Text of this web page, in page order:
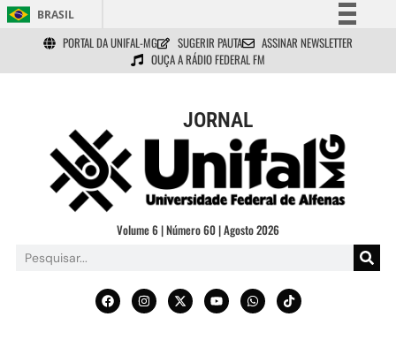
BRASIL
Simplifique!
Comunica BR
Acesso à informação
Legislação
Canais
PORTAL DA UNIFAL-MG SUGERIR PAUTA
ASSINAR NEWSLETTER
OUÇA A RÁDIO FEDERAL FM
JORNAL
Volume 6 | Número 60 | Agosto 2026